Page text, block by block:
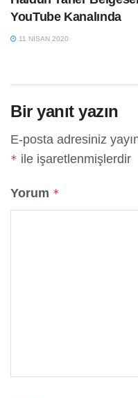
YouTube Kanalında
11 NISAN 2020
Bir yanıt yazın
E-posta adresiniz
* ile işaretlenmişlerdir
Yorum *